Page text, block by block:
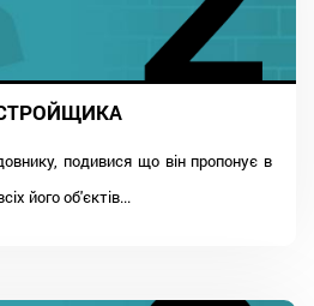
подивися що він пропонує в
його об'єктів...